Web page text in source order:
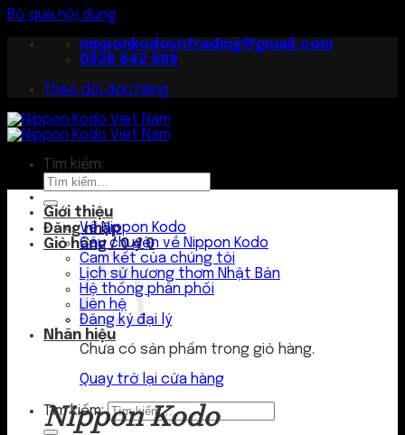
Bỏ qua nội dung
nipponkodovntrading@gmail.com
0936 642 599
Theo dõi đơn hàng
Tìm kiếm:
Đăng nhập
Giỏ hàng /0₫ 0
Chưa có sản phẩm trong giỏ hàng.
Quay trở lại cửa hàng
Tìm kiếm:
Giới thiệu
Về Nippon Kodo
Câu chuyện về Nippon Kodo
Cam kết của chúng tôi
Lịch sử hương thơm Nhật Bản
Hệ thống phân phối
Liên hệ
Đăng ký đại lý
Nhãn hiệu
Nippon Kodo